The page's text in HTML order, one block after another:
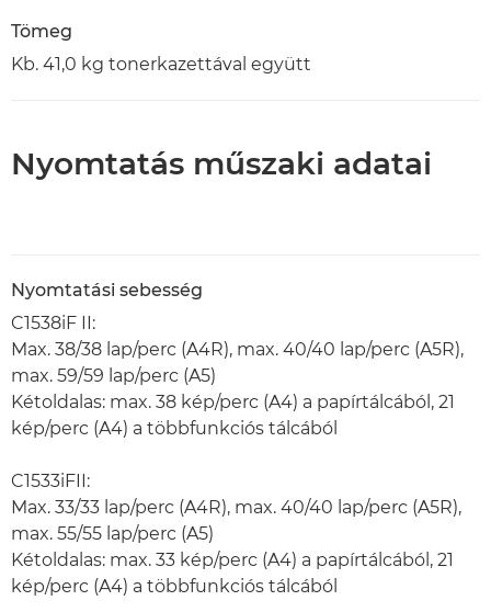
Tömeg
Kb. 41,0 kg tonerkazettával együtt
Nyomtatás műszaki adatai
Nyomtatási sebesség
C1538iF II:
Max. 38/38 lap/perc (A4R), max. 40/40 lap/perc (A5R),
max. 59/59 lap/perc (A5)
Kétoldalas: max. 38 kép/perc (A4) a papírtálcából, 21
kép/perc (A4) a többfunkciós tálcából
C1533iFII:
Max. 33/33 lap/perc (A4R), max. 40/40 lap/perc (A5R),
max. 55/55 lap/perc (A5)
Kétoldalas: max. 33 kép/perc (A4) a papírtálcából, 21
kép/perc (A4) a többfunkciós tálcából